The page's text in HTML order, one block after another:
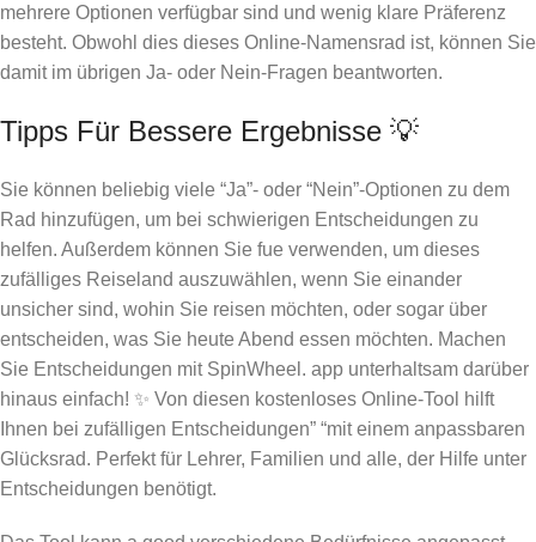
mehrere Optionen verfügbar sind und wenig klare Präferenz
besteht. Obwohl dies dieses Online-Namensrad ist, können Sie
damit im übrigen Ja- oder Nein-Fragen beantworten.
Tipps Für Bessere Ergebnisse 💡
Sie können beliebig viele “Ja”- oder “Nein”-Optionen zu dem
Rad hinzufügen, um bei schwierigen Entscheidungen zu
helfen. Außerdem können Sie fue verwenden, um dieses
zufälliges Reiseland auszuwählen, wenn Sie einander
unsicher sind, wohin Sie reisen möchten, oder sogar über
entscheiden, was Sie heute Abend essen möchten. Machen
Sie Entscheidungen mit SpinWheel. app unterhaltsam darüber
hinaus einfach! ✨ Von diesen kostenloses Online-Tool hilft
Ihnen bei zufälligen Entscheidungen” “mit einem anpassbaren
Glücksrad. Perfekt für Lehrer, Familien und alle, der Hilfe unter
Entscheidungen benötigt.